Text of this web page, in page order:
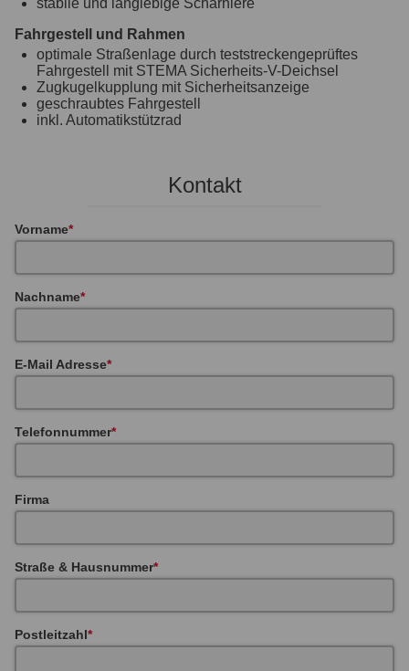
stabile und langlebige Scharniere
Fahrgestell und Rahmen
optimale Straßenlage durch teststreckengeprüftes
Fahrgestell mit STEMA Sicherheits-V-Deichsel
Zugkugelkupplung mit Sicherheitsanzeige
geschraubtes Fahrgestell
inkl. Automatikstützrad
Kontakt
Vorname
Nachname
E-Mail Adresse
Telefonnummer
Firma
Straße & Hausnummer
Postleitzahl